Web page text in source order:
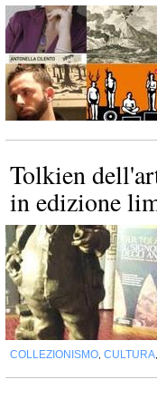
Tolkien
in edizione
COLLEZIONISMO CULTURA